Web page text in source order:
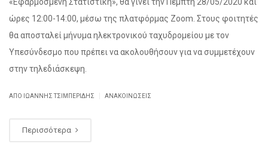
ώρες 12:00-14:00, μέσω της πλατφόρμας Zoom. Στους φοιτητές
θα αποσταλεί μήνυμα ηλεκτρονικού ταχυδρομείου με τον
Υπεσύνδεσμο που πρέπει να ακολουθήσουν για να συμμετέχουν
στην τηλεδιάσκεψη.
ΑΠΌ ΙΩΑΝΝΗΣ ΤΣΙΜΠΕΡΙΔΗΣ ΑΝΑΚΟΙΝΏΣΕΙΣ
Περισσότερα